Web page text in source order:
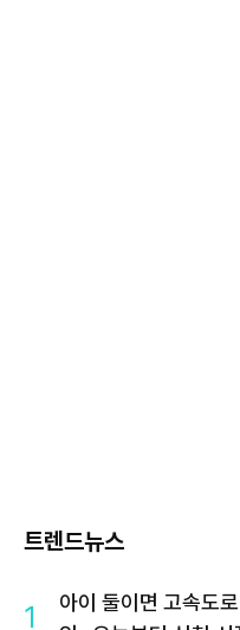
트렌드뉴스
1
아이 둘이면 고속도